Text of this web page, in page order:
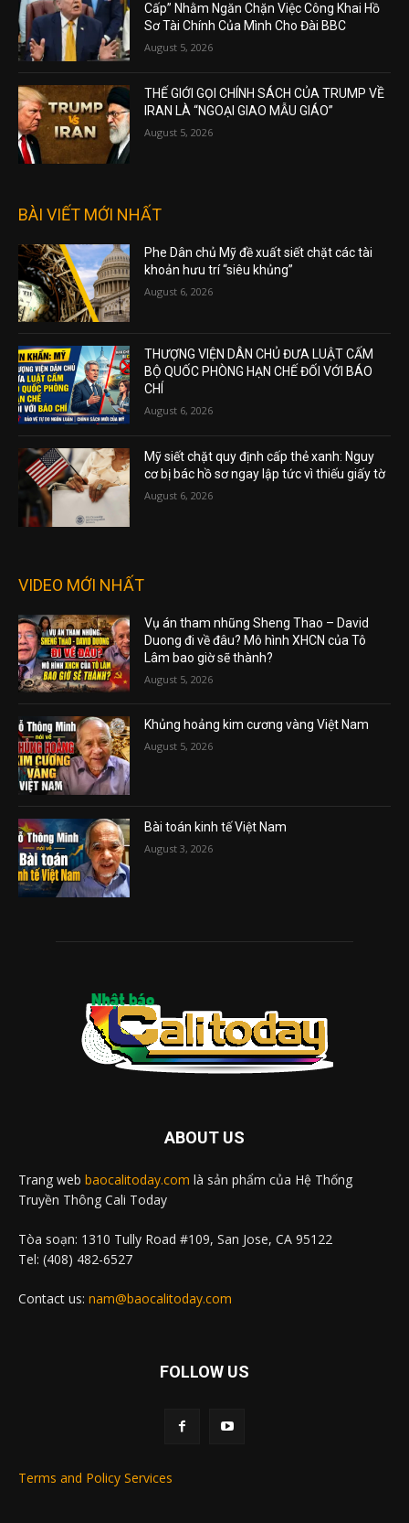
Cấp” Nhằm Ngăn Chặn Việc Công Khai Hồ
Sơ Tài Chính Của Mình Cho Đài BBC
August 5, 2026
THẾ GIỚI GỌI CHÍNH SÁCH CỦA TRUMP VỀ
IRAN LÀ “NGOẠI GIAO MẪU GIÁO”
August 5, 2026
BÀI VIẾT MỚI NHẤT
Phe Dân chủ Mỹ đề xuất siết chặt các tài
khoản hưu trí “siêu khủng”
August 6, 2026
THƯỢNG VIỆN DÂN CHỦ ĐƯA LUẬT CẤM
BỘ QUỐC PHÒNG HẠN CHẾ ĐỐI VỚI BÁO
CHÍ
August 6, 2026
Mỹ siết chặt quy định cấp thẻ xanh: Nguy
cơ bị bác hồ sơ ngay lập tức vì thiếu giấy tờ
August 6, 2026
VIDEO MỚI NHẤT
Vụ án tham nhũng Sheng Thao – David
Duong đi về đâu? Mô hình XHCN của Tô
Lâm bao giờ sẽ thành?
August 5, 2026
Khủng hoảng kim cương vàng Việt Nam
August 5, 2026
Bài toán kinh tế Việt Nam
August 3, 2026
ABOUT US
Trang web baocalitoday.com là sản phẩm của Hệ Thống
Truyền Thông Cali Today
Tòa soạn: 1310 Tully Road #109, San Jose, CA 95122
Tel: (408) 482-6527
Contact us: nam@baocalitoday.com
FOLLOW US
Terms and Policy Services